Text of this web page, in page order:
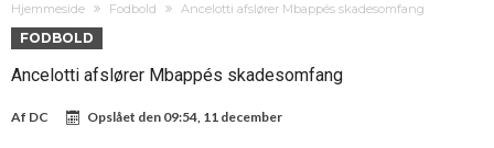
Ulvetimen: Messi i fokus for drastiske trusler under VM
Hjemmeside Fodbold Ancelotti afslører Mbappés skadesomfang
FODBOLD
Ancelotti afslører Mbappés skadesomfang
Af DC Opslået den 09:54, 11 december